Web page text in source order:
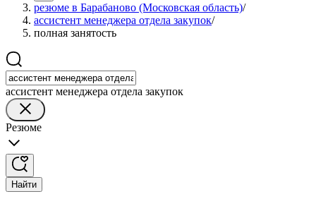
резюме в Барабаново (Московская область)/
ассистент менеджера отдела закупок/
полная занятость
ассистент менеджера отдела закупок
Резюме
Найти